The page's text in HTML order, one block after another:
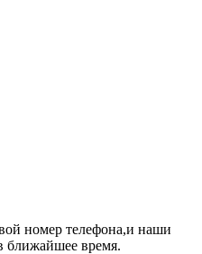
номер телефона,и наши
ближайшее время.